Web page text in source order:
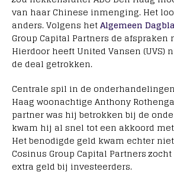
van haar Chinese inmenging. Het
anders. Volgens hetAlgemeen
Group Capital Partners de
Hierdoor heeft United Vansen (UVS)
de deal getrokken.
Centrale spil in de
Haag woonachtige Anthony
partner was hij betrokken bij de
kwam hij al snel tot een akkoord
Het benodigde geld kwam echter
Cosinus Group Capital Partners
extra geld bij investeerders.